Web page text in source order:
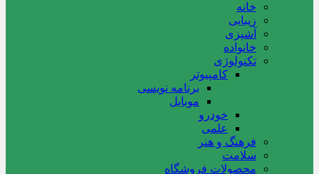
خانه
زیبایی
آشپزی
خانواده
تکنولوژی
کامپیوتر
برنامه نویسی
موبایل
خودرو
علمی
فرهنگ و هنر
سلامت
محصولات فروشگاه